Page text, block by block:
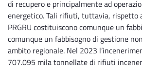
di recupero e principalmente ad
energetico. Tali rifiuti, tuttavia, rispetto
PRGRU costituiscono comunque un
comunque un fabbisogno di gestione
ambito regionale. Nel 2023
707.095 mila tonnellate di rifiuti